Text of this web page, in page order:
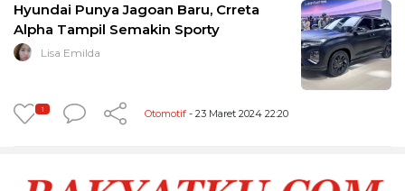
Hyundai Punya Jagoan Baru, Crreta
Alpha Tampil Semakin Sporty
Lisa Emilda
1 Otomotif - 23 Maret 2024 22:20